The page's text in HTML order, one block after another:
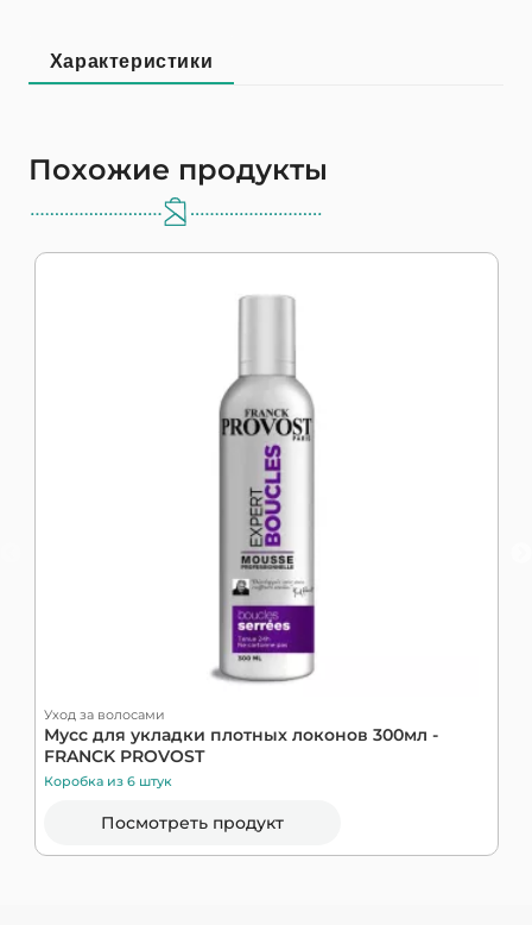
Характеристики
Похожие продукты
Уход за волосами
Мусс для укладки плотных локонов 300мл -
FRANCK PROVOST
Коробка из 6 штук
Посмотреть продукт